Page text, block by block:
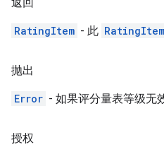
RatingItem - 此 RatingItem
抛出
Error - 如果评分量表等级无
授权